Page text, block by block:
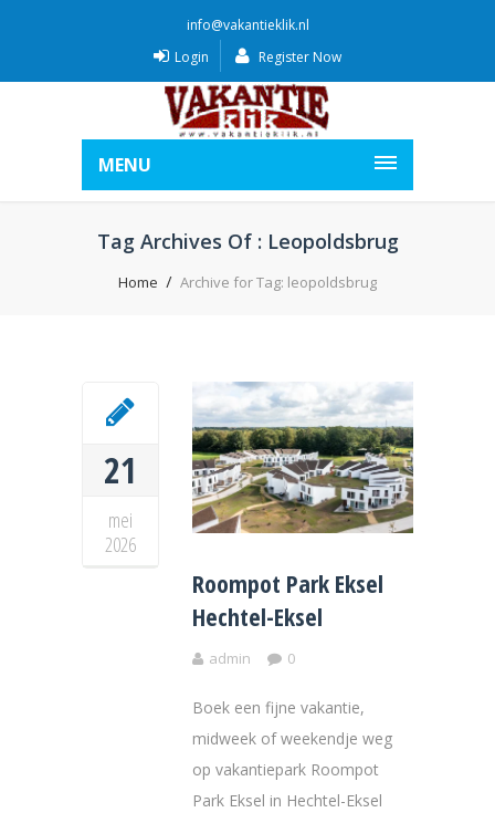
info@vakantieklik.nl
Login
Register Now
MENU
Tag Archives Of : Leopoldsbrug
Home Archive for Tag: leopoldsbrug
21
mei
2026
Roompot Park Eksel
Hechtel-Eksel
admin 0
Boek een fijne vakantie,
midweek of weekendje weg
op vakantiepark Roompot
Park Eksel in Hechtel-Eksel